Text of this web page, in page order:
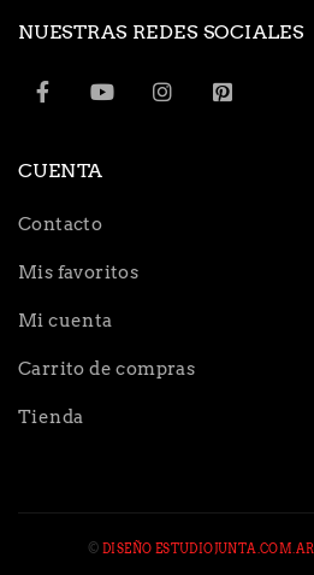
NUESTRAS REDES SOCIALES
CUENTA
Contacto
Mis favoritos
Mi cuenta
Carrito de compras
Tienda
© DISEÑO ESTUDIOJUNTA.COM.AR